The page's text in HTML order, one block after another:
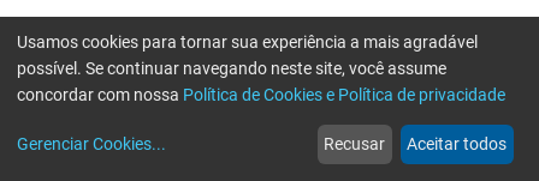
web
Notícias
more_horiz
Mais
Usamos cookies para tornar sua experiência a mais agradável
possível. Se continuar navegando neste site, você assume
concordar com nossa Política de Cookies e Política de privacidade
Gerenciar Cookies... Recusar Aceitar todos
Erro ao enviar informações, por favor tente novamente